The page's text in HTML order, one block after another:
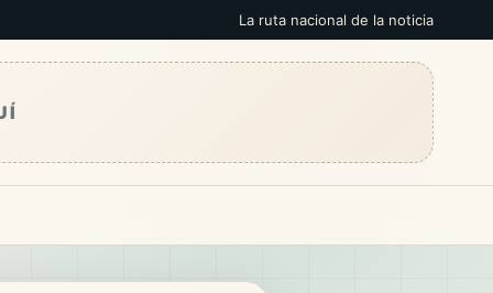
La ruta nacional de la noticia